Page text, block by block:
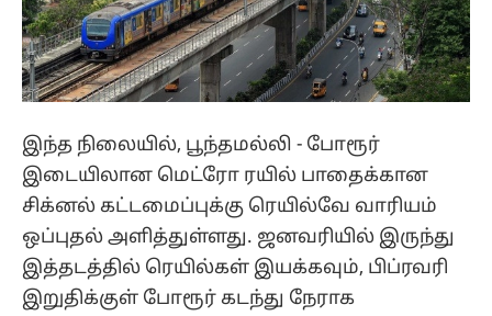
இந்த நிலையில், பூந்தமல்லி - போரூர்
இடையிலான மெட்ரோ ரயில் பாதைக்கான
சிக்னல் கட்டமைப்புக்கு ரெயில்வே வாரியம்
ஒப்புதல் அளித்துள்ளது. ஜனவரியில் இருந்து
இத்தடத்தில் ரெயில்கள் இயக்கவும், பிப்ரவரி
இறுதிக்குள் போரூர் கடந்து நேராக